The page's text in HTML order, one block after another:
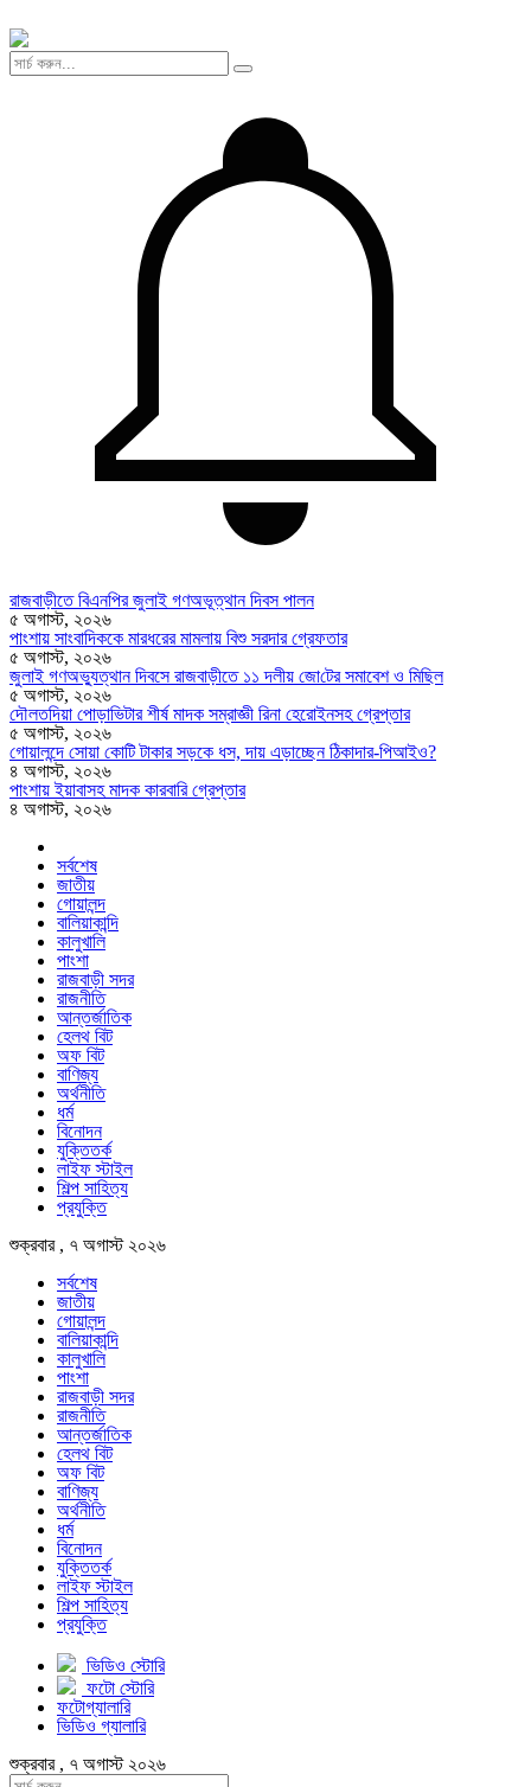
রাজবাড়ীতে বিএন‌পির জুলাই গণঅভূত্থান দিবস পালন
৫ অগাস্ট, ২০২৬
পাংশায় সাংবাদিককে মারধরের মামলায় বিশু সরদার গ্রেফতার
৫ অগাস্ট, ২০২৬
জুলাই গণঅভ্যুত্থান দিবসে রাজবাড়ীতে ১১ দলীয় জো‌টের সমাবেশ ও মি‌ছিল
৫ অগাস্ট, ২০২৬
দৌলতদিয়া পোড়াভিটার শীর্ষ মাদক সম্রাজ্ঞী রিনা হেরোইনসহ গ্রেপ্তার
৫ অগাস্ট, ২০২৬
গোয়ালন্দে সোয়া কোটি টাকার সড়কে ধস, দায় এড়াচ্ছেন ঠিকাদার-পিআইও?
৪ অগাস্ট, ২০২৬
পাংশায় ইয়াবাসহ মাদক কারবারি গ্রেপ্তার
৪ অগাস্ট, ২০২৬
সর্বশেষ
জাতীয়
গোয়ালন্দ
বালিয়াকান্দি
কালুখালি
পাংশা
রাজবাড়ী সদর
রাজনীতি
আন্তর্জাতিক
হেলথ বিট
অফ বিট
বাণিজ্য
অর্থনীতি
ধর্ম
বিনোদন
যুক্তিতর্ক
লাইফ স্টাইল
শিল্প সাহিত্য
প্রযুক্তি
শুক্রবার , ৭ অগাস্ট ২০২৬
সর্বশেষ
জাতীয়
গোয়ালন্দ
বালিয়াকান্দি
কালুখালি
পাংশা
রাজবাড়ী সদর
রাজনীতি
আন্তর্জাতিক
হেলথ বিট
অফ বিট
বাণিজ্য
অর্থনীতি
ধর্ম
বিনোদন
যুক্তিতর্ক
লাইফ স্টাইল
শিল্প সাহিত্য
প্রযুক্তি
ভিডিও স্টোরি
ফটো স্টোরি
ফটোগ্যালারি
ভিডিও গ্যালারি
শুক্রবার , ৭ অগাস্ট ২০২৬